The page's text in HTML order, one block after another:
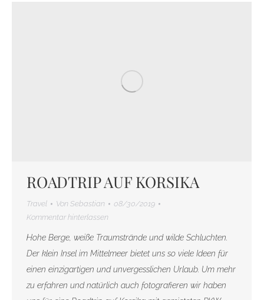
ROADTRIP AUF KORSIKA
Travel Von Sebastian
08/30/2019
Kommentar hinterlassen
Hohe Berge, weiße Traumstrände und wilde Schluchten.
Der klein Insel im Mittelmeer bietet uns so viele Ideen für
einen einzigartigen und unvergesslichen Urlaub. Um mehr
zu erfahren und natürlich auch fotografieren wir haben